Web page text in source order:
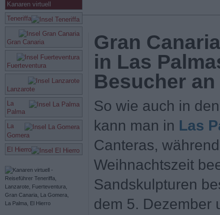
Kanaren virtuell
Teneriffa
Gran Canaria
Fuerteventura
Lanzarote
La
Palma
La
Gomera
El Hierro
Gran
in Las
Besucher an
So wie auch in
kann man in Las
Canteras,
Weihnachtszeit
Sandskulpturen
dem 5. Dezember